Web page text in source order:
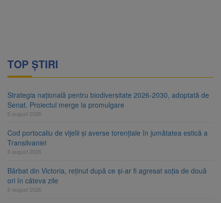
TOP ȘTIRI
Strategia națională pentru biodiversitate 2026-2030, adoptată de
Senat. Proiectul merge la promulgare
6 august 2026
Cod portocaliu de vijelii și averse torențiale în jumătatea estică a
Transilvaniei
6 august 2026
Bărbat din Victoria, reținut după ce și-ar fi agresat soția de două
ori în câteva zile
6 august 2026